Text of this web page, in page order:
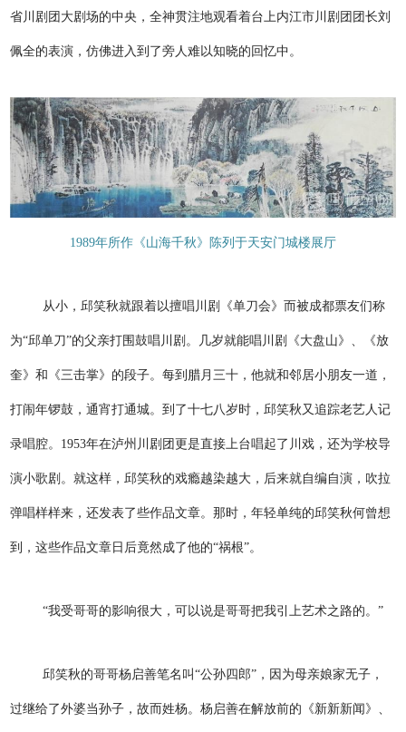
省川剧团大剧场的中央，全神贯注地观看着台上内江市川剧团团长刘
佩全的表演，仿佛进入到了旁人难以知晓的回忆中。
1989年所作《山海千秋》陈列于天安门城楼展厅
从小，邱笑秋就跟着以擅唱川剧《单刀会》而被成都票友们称
为“邱单刀”的父亲打围鼓唱川剧。几岁就能唱川剧《大盘山》、《放
奎》和《三击掌》的段子。每到腊月三十，他就和邻居小朋友一道，
打闹年锣鼓，通宵打通城。到了十七八岁时，邱笑秋又追踪老艺人记
录唱腔。1953年在泸州川剧团更是直接上台唱起了川戏，还为学校导
演小歌剧。就这样，邱笑秋的戏瘾越染越大，后来就自编自演，吹拉
弹唱样样来，还发表了些作品文章。那时，年轻单纯的邱笑秋何曾想
到，这些作品文章日后竟然成了他的“祸根”。
“我受哥哥的影响很大，可以说是哥哥把我引上艺术之路的。”
邱笑秋的哥哥杨启善笔名叫“公孙四郎”，因为母亲娘家无子，
过继给了外婆当孙子，故而姓杨。杨启善在解放前的《新新新闻》、